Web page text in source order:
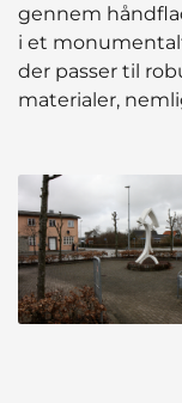
gennem
i et
der passer til
materialer,